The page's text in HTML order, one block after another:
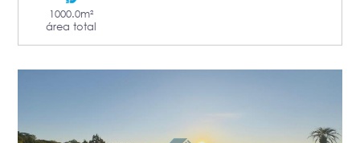
1000.0m²
área total